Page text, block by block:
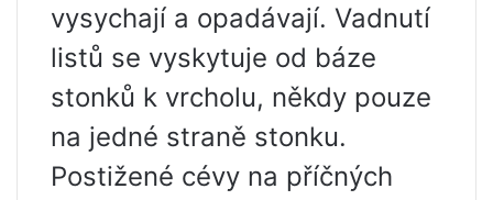
vysychají a opadávají. Vadnutí
listů se vyskytuje od báze
stonků k vrcholu, někdy pouze
na jedné straně stonku.
Postižené cévy na příčných